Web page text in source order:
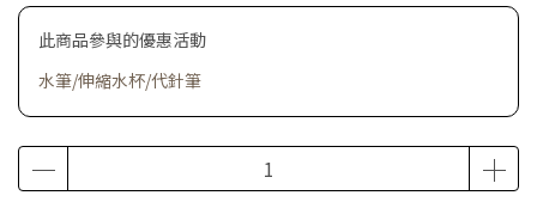
此商品參與的優惠活動
水筆/伸縮水杯/代針筆